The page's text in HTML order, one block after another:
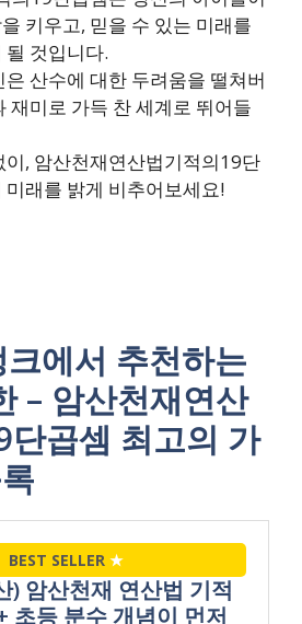
키우고, 믿을 수 있는 미래를
것입니다.
산수에 대한 두려움을 떨쳐버
재미로 가득 찬 세계로 뛰어들
이, 암산천재연산법기적의19단
래를 밝게 비추어보세요!
에서 추천하는
– 암산천재연산
단곱셈 최고의 가
BEST SELLER ★
) 암산천재 연산법 기적
초등 분수 개념이 먼저